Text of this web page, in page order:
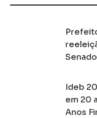
Senado
Ideb
em 20
Anos